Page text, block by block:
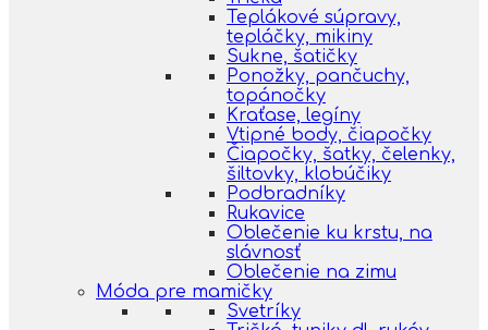
Teplákové súpravy,
tepláčky, mikiny
Sukne, šatičky
Ponožky, pančuchy,
topánočky
Kraťase, legíny
Vtipné body, čiapočky
Čiapočky, šatky, čelenky,
šiltovky, klobúčiky
Podbradníky
Rukavice
Oblečenie ku krstu, na
slávnosť
Oblečenie na zimu
Móda pre mamičky
Svetríky